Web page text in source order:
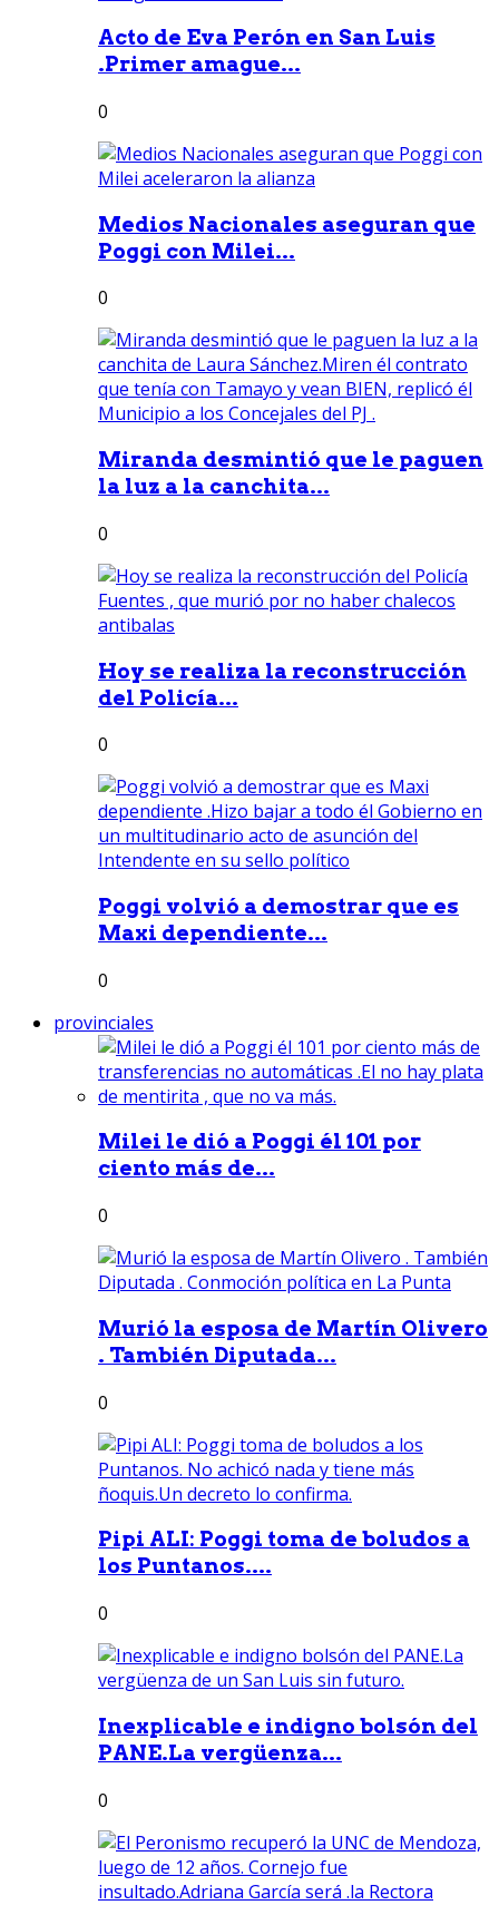
Acto de Eva Perón en San Luis
.Primer amague...
0
Medios Nacionales aseguran que
Poggi con Milei...
0
Miranda desmintió que le paguen
la luz a la canchita...
0
Hoy se realiza la reconstrucción
del Policía...
0
Poggi volvió a demostrar que es
Maxi dependiente...
0
provinciales
Milei le dió a Poggi él 101 por
ciento más de...
0
Murió la esposa de Martín Olivero
. También Diputada...
0
Pipi ALI: Poggi toma de boludos a
los Puntanos....
0
Inexplicable e indigno bolsón del
PANE.La vergüenza...
0